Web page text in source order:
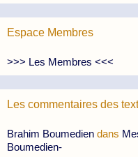
Espace Membres
>>> Les Membres <<<
Les commentaires des
Brahim Boumedien dans
Boumedien-